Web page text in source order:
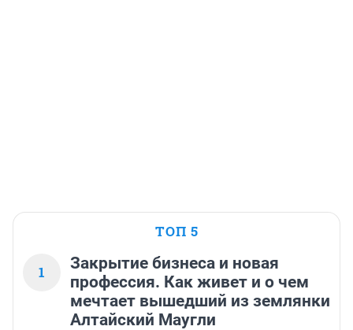
ТОП 5
1
Закрытие бизнеса и новая
профессия. Как живет и о чем
мечтает вышедший из землянки
Алтайский Маугли